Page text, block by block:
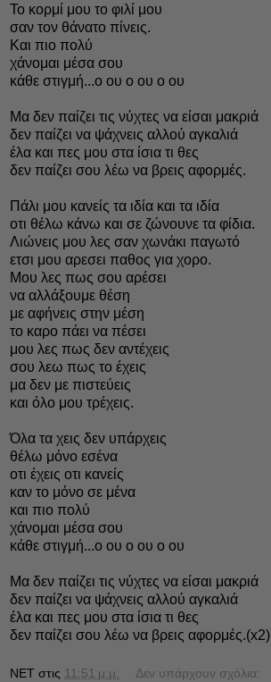
Το κορμί μου το φιλί μου
σαν τον θάνατο πίνεις.
Και πιο πολύ
χάνομαι μέσα σου
κάθε στιγμή...ο ου ο ου ο ου
Mα δεν παίζει τις νύχτες να είσαι μακριά
δεν παίζει να ψάχνεις αλλού αγκαλιά
έλα και πες μου στα ίσια τι θες
δεν παίζει σου λέω να βρεις αφορμές.
Πάλι μου κανείς τα ιδία και τα ιδία
οτι θέλω κάνω και σε ζώνουνε τα φίδια.
Λιώνεις μου λες σαν χωνάκι παγωτό
ετσι μου αρεσει παθος για χορο.
Μου λες πως σου αρέσει
να αλλάξουμε θέση
με αφήνεις στην μέση
το καρο πάει να πέσει
μου λες πως δεν αντέχεις
σου λεω πως το έχεις
μα δεν με πιστεύεις
και όλο μου τρέχεις.
Όλα τα χεις δεν υπάρχεις
θέλω μόνο εσένα
οτι έχεις οτι κανείς
καν το μόνο σε μένα
και πιο πολύ
χάνομαι μέσα σου
κάθε στιγμή...ο ου ο ου ο ου
Mα δεν παίζει τις νύχτες να είσαι μακριά
δεν παίζει να ψάχνεις αλλού αγκαλιά
έλα και πες μου στα ίσια τι θες
δεν παίζει σου λέω να βρεις αφορμές.(x2)
NET στις 11:51 μ.μ. Δεν υπάρχουν σχόλια: